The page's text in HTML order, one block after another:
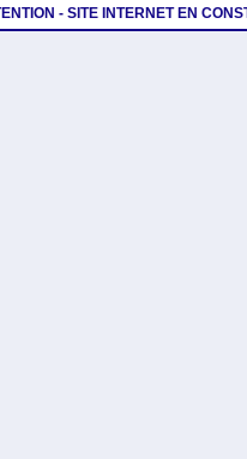
- SITE INTERNET EN